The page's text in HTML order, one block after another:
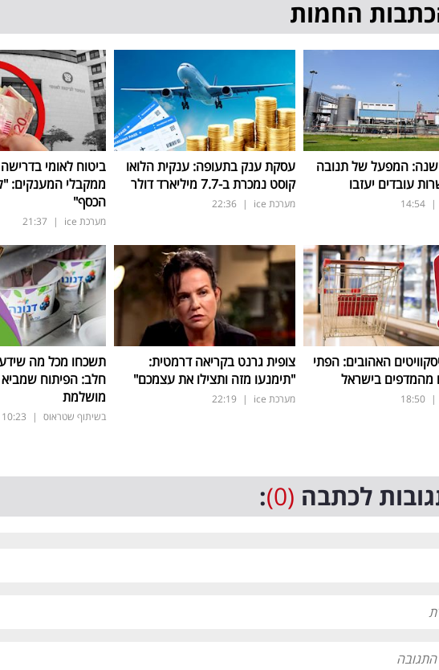
החמות
אחרי 36 שנה: המפעל של תנובה
עובדים יעזבו
|
14:54
עסקת ענק בתעופה: ענקית הלואו
קוסט נמכרת ב-7.7 מיליארד דולר
מערכת ice |
22:36
ביטוח לאומי
ממקבלי המענקים:
הכסף"
מערכת ice |
21:37
האהובים: הפתי
מהמדפים בישראל
|
18:50
צופית גרנט בקריאה דרמטית:
"תימנעו מזה ותצילו את עצמכם"
מערכת ice |
22:19
תשכחו מכל מה
חלב: הפיתוח שמביא
מושלמת
בשיתוף שטראוס |
10:23
לכתבה (0)
: